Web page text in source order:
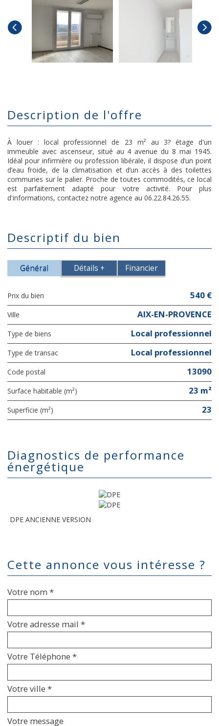
description de l'offre
À louer : local professionnel de 23 m² au 3? étage d'un
immeuble avec ascenseur, situé au 4 avenue du 8 mai 1945.
Idéal pour infirmière ou profession libérale, il dispose d’un point
d’eau froide, de la climatisation et d’un accès à des toilettes
communes sur le palier. Proche de toutes commodités, ce local
est parfaitement adapté pour votre activité. Pour plus
d'informations, contactez notre agence au 06.22.84.26.55.
descriptif du bien
Général Détails + Financier
Prix du bien 540 €
Ville AIX-EN-PROVENCE
Type de biens Local professionnel
Type de transac Local professionnel
Code postal 13090
Surface habitable (m²) 23 m²
Superficie (m²) 23
diagnostics de performance
énergétique
DPE ANCIENNE VERSION
cette annonce vous intéresse ?
Votre nom *
Votre adresse mail *
Votre Téléphone *
Votre ville *
Votre message